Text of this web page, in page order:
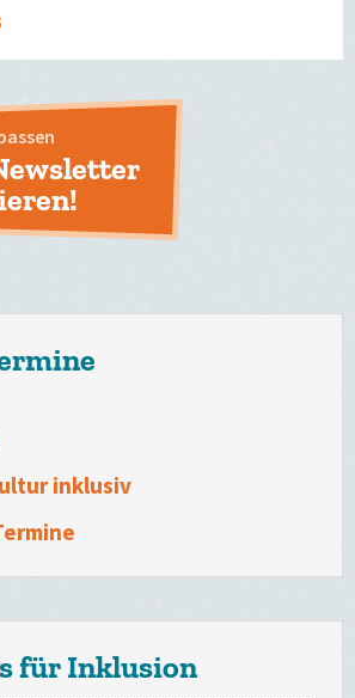
inklusiv
für Inklusion